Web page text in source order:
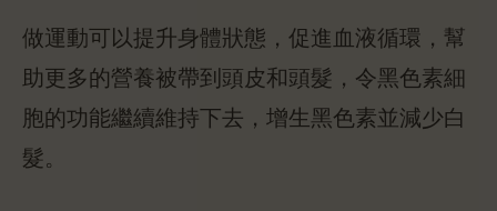
做運動可以提升身體狀態，促進血液循環，幫
助更多的營養被帶到頭皮和頭髮，令黑色素細
胞的功能繼續維持下去，增生黑色素並減少白
髮。